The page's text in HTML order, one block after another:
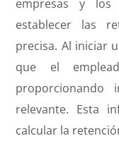
empresas y los
establecer las
precisa. Al iniciar
que el
proporcionando
relevante. Esta
calcular la